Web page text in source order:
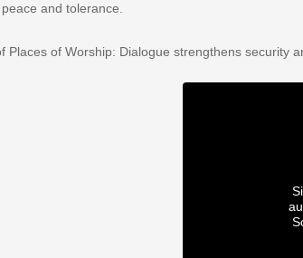
and tolerance.
Places of Worship: Dialogue strengthens